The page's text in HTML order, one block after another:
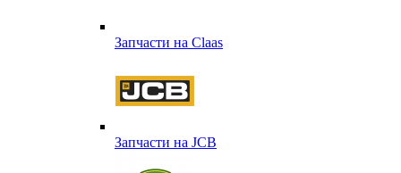
Запчасти на Сlaas
Запчасти на JCB